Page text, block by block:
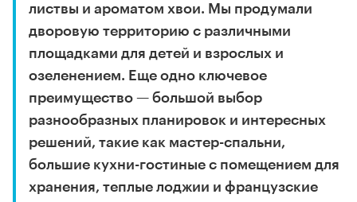
листвы и ароматом хвои. Мы продумали
дворовую территорию с различными
площадками для детей и взрослых и
озеленением. Еще одно ключевое
преимущество — большой выбор
разнообразных планировок и интересных
решений, такие как мастер-спальни,
большие кухни-гостиные с помещением для
хранения, теплые лоджии и французские